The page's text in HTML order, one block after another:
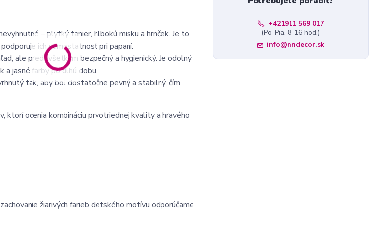
– plytký tanier, hlbokú misku a hrnček. Je to
ich samostatnosť pri papaní.
ale predovšetkým bezpečný a hygienický. Je odolný
a jasné farby po dlhú dobu.
tak, aby bol dostatočne pevný a stabilný, čím
ktorí ocenia kombináciu prvotriednej kvality a hravého
žiarivých farieb detského motívu odporúčame
+421911 569 017
(Po-Pia, 8-16 hod.)
info@nndecor.sk